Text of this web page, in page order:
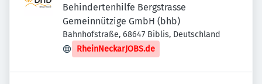
Behindertenhilfe Bergstrasse
Gemeinnützige GmbH (bhb)
Bahnhofstraße, 68647 Biblis, Deutschland
RheinNeckarJOBS.de